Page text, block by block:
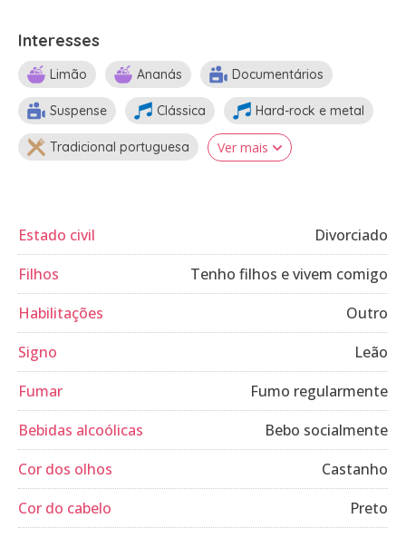
Interesses
Limão Ananás Documentários
Suspense Clássica Hard-rock e metal
Tradicional portuguesa Ver mais
Estado civil
Divorciado
Filhos
Tenho filhos e vivem comigo
Habilitações
Outro
Signo
Leão
Fumar
Fumo regularmente
Bebidas alcoólicas
Bebo socialmente
Cor dos olhos
Castanho
Cor do cabelo
Preto